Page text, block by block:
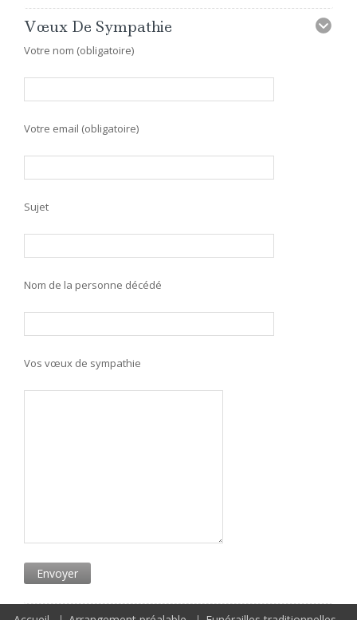
Vœux De Sympathie
Votre nom (obligatoire)
Votre email (obligatoire)
Sujet
Nom de la personne décédé
Vos vœux de sympathie